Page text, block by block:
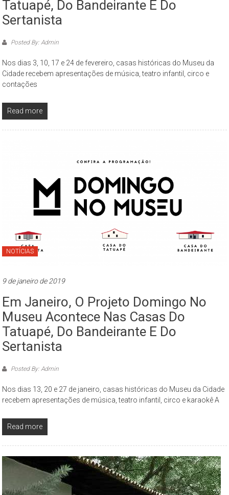
Tatuapé, Do Bandeirante E Do
Sertanista
Posted By: Admin
Nos dias 3, 10, 17 e 24 de fevereiro, casas históricas do Museu da
Cidade recebem apresentações de música, teatro infantil, circo e
contações
Read more
NOTÍCIAS
9 de janeiro de 2019
Em Janeiro, O Projeto Domingo No
Museu Acontece Nas Casas Do
Tatuapé, Do Bandeirante E Do
Sertanista
Posted By: Admin
Nos dias 13, 20 e 27 de janeiro, casas históricas do Museu da Cidade
recebem apresentações de música, teatro infantil, circo e karaokê A
Read more